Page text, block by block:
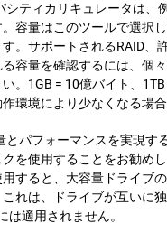
シティカリキュレータは、
容量はこのツールで選択
。サポートされるRAID、
容量を確認するには、個
。1GB = 10億バイト、
環境により少なくなる場合
とパフォーマンスを実現す
を使用することをお勧め
すると、大容量ドライブ
れは、ドライブが互いに
は適用されません。